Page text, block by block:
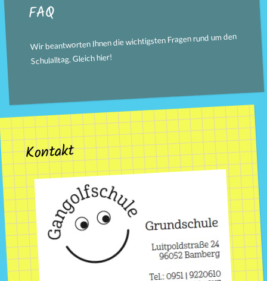
FAQ
Wir beantworten Ihnen die wichtigsten Fragen rund um den
Schulalltag. Gleichhier!
Kontakt